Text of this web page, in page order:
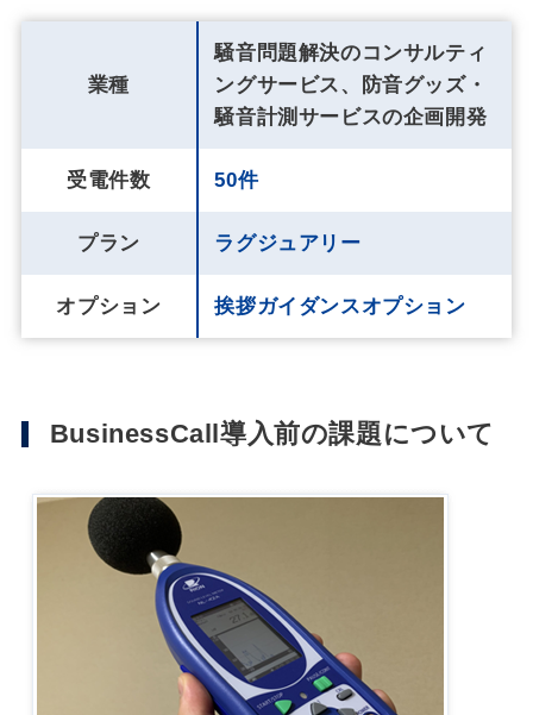
業種
騒音問題解決のコンサルティ
ングサービス、防音グッズ・
騒音計測サービスの企画開発
受電件数 50件
プラン ラグジュアリー
オプション 挨拶ガイダンスオプション
BusinessCall導入前の課題について